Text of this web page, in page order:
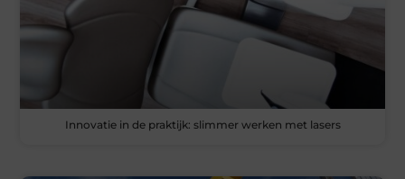
Innovatie in de praktijk: slimmer werken met lasers